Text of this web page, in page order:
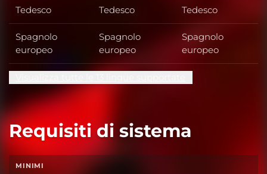
Tedesco Tedesco Tedesco
Spagnolo
europeo
Spagnolo
europeo
Spagnolo
europeo
Requisiti di sistema
MINIMI